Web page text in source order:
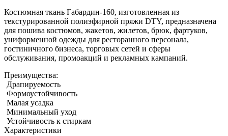
Костюмная ткань Габардин-160, изготовленная из
текстурированной полиэфирной пряжи DTY, предназначена
для пошива костюмов, жакетов, жилетов, брюк, фартуков,
униформенной одежды для ресторанного персонала,
гостиничного бизнеса, торговых сетей и сферы
обслуживания, промоакций и рекламных кампаний.
Преимущества:
Драпируемость
Формоустойчивость
Малая усадка
Минимальный уход
Устойчивость к стиркам
Характеристики